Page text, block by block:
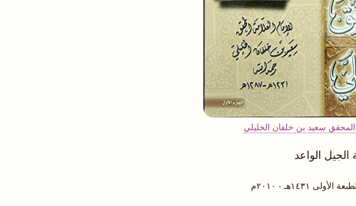
المحقق سعيد بن خلفان الخليلي
الجيل الواعد
الأولى ١٤٣١هـ - ٢٠١٠م